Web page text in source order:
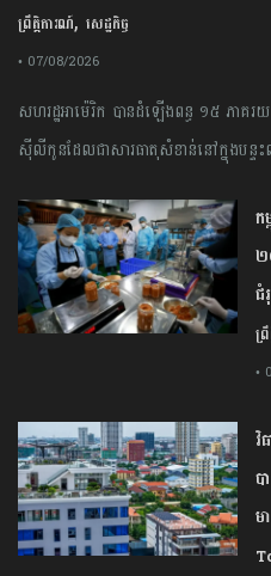
ព្រឹត្តិការណ៍, សេដ្ឋកិច្ច
• 07/08/2026
សហរដ្ឋអាម៉េរិក បានដំឡើងពន្ធ ១៥ ភ
ស៊ីលីកូនដែលជាសារធាតុសំខាន់នៅក្នុងបន្
ក
២
ជំ
ព្
•
វិ
ប
ម